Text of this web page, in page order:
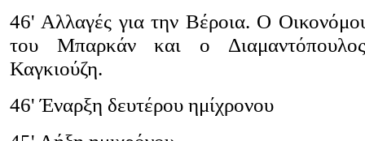
46' Αλλαγές για την Βέροια. Ο
του Μπαρκάν και ο
Καγκιούζη.
46' Έναρξη δευτέρου ημίχρονου